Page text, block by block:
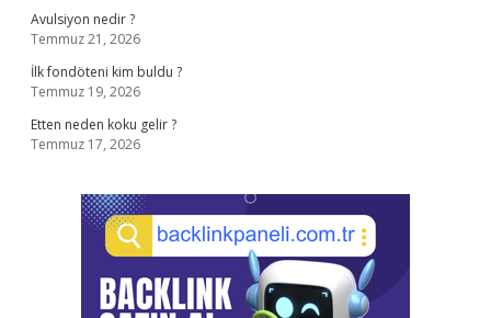
Avulsiyon nedir ?
Temmuz 21, 2026
İlk fondöteni kim buldu ?
Temmuz 19, 2026
Etten neden koku gelir ?
Temmuz 17, 2026